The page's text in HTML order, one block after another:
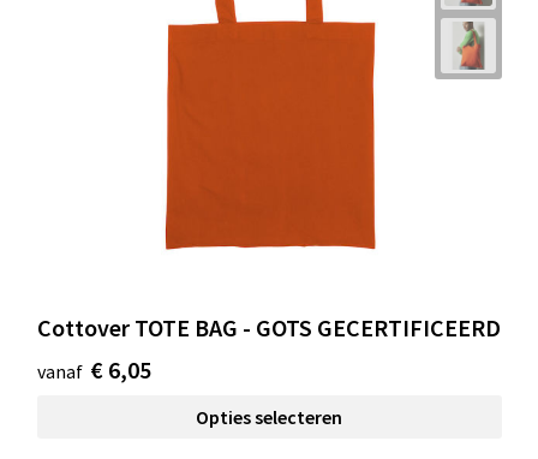
Cottover TOTE BAG - GOTS GECERTIFICEERD
vanaf € 6,05
Opties selecteren